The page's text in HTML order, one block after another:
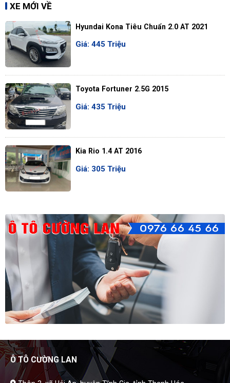
XE MỚI VỀ
Hyundai Kona Tiêu Chuẩn 2.0 AT 2021
Giá: 445 Triệu
Toyota Fortuner 2.5G 2015
Giá: 435 Triệu
Kia Rio 1.4 AT 2016
Giá: 305 Triệu
Ô TÔ CƯỜNG LAN